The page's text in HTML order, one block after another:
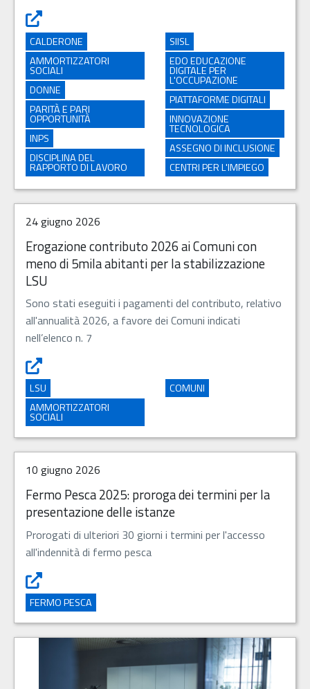
Violenza di genere, Naspi per chi è costretto a dimettersi
CALDERONE
AMMORTIZZATORI
SOCIALI
DONNE
PARITÀ E PARI
OPPORTUNITÀ
INPS
DISCIPLINA DEL
RAPPORTO DI LAVORO
SIISL
EDO EDUCAZIONE
DIGITALE PER
L'OCCUPAZIONE
PIATTAFORME DIGITALI
INNOVAZIONE
TECNOLOGICA
ASSEGNO DI INCLUSIONE
CENTRI PER L'IMPIEGO
24 giugno 2026
Erogazione contributo 2026 ai Comuni con
meno di 5mila abitanti per la stabilizzazione
LSU
Sono stati eseguiti i pagamenti del contributo, relativo
all'annualità 2026, a favore dei Comuni indicati
nell’elenco n. 7
Erogazione contributo 2026 ai Comuni con meno di
LSU
AMMORTIZZATORI
SOCIALI
COMUNI
10 giugno 2026
Fermo Pesca 2025: proroga dei termini per la
presentazione delle istanze
Prorogati di ulteriori 30 giorni i termini per l'accesso
all'indennità di fermo pesca
Fermo Pesca 2025: proroga dei termini per la
FERMO PESCA